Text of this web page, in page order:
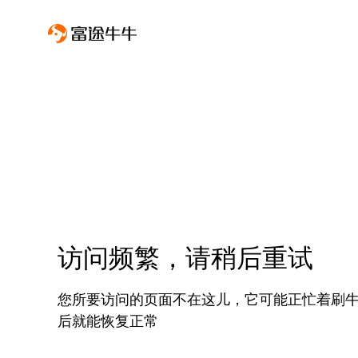
访问频繁，请稍后重试
您所要访问的页面不在这儿，它可能正忙着刷
后就能恢复正常